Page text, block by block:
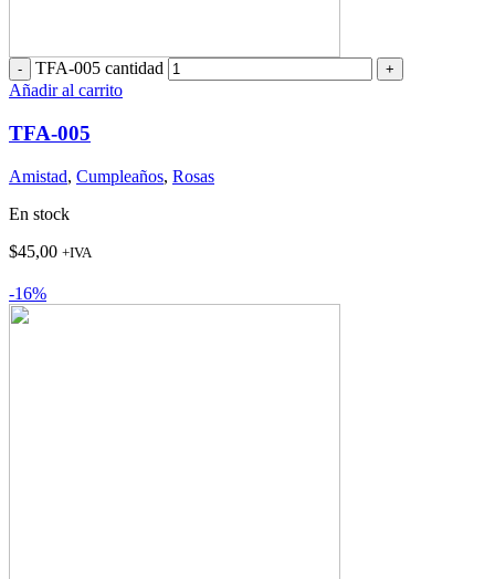
TFA-005 cantidad
Añadir al carrito
TFA-005
Amistad, Cumpleaños, Rosas
En stock
$45,00 +IVA
-16%